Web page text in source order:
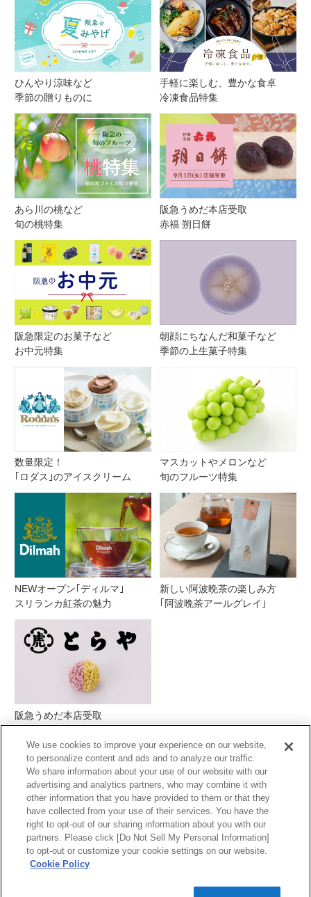
ひんやり涼味など
季節の贈りものに
手軽に楽しむ、豊かな食卓
冷凍食品特集
あら川の桃など
旬の桃特集
阪急うめだ本店受取
赤福 朔日餅
阪急限定のお菓子など
お中元特集
朝顔にちなんだ和菓子など
季節の上生菓子特集
数量限定！
｢ロダス｣のアイスクリーム
マスカットやメロンなど
旬のフルーツ特集
NEWオープン｢ディルマ｣
スリランカ紅茶の魅力
新しい阿波晩茶の楽しみ方
｢阿波晩茶アールグレイ｣
阪急うめだ本店受取
PCサイトを表示する
記載がない場合は「税込価格」です。
We use cookies to improve your experience on our website,
to personalize content and ads and to analyze our traffic.
We share information about your use of our website with our
advertising and analytics partners, who may combine it with
other information that you have provided to them or that they
have collected from your use of their services. You have the
right to opt-out of our sharing information about you with our
partners. Please click [Do Not Sell My Personal Information]
to opt-out or customize your cookie settings on our website.
Cookie Policy